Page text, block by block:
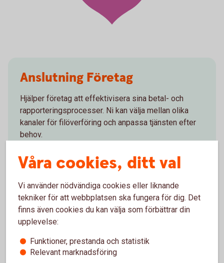
Anslutning Företag
Hjälper företag att effektivisera sina betal- och
rapporteringsprocesser. Ni kan välja mellan olika
kanaler för filöverföring och anpassa tjänsten efter
behov.
AnslutningFöretag
Utbetalning Företag
Passar företag som vill ha en automatiserad
process för utbetalningar. Ni kan utföra
Våra cookies, ditt val
Vi använder nödvändiga cookies eller liknande
tekniker för att webbplatsen ska fungera för dig. Det
finns även cookies du kan välja som förbättrar din
upplevelse:
Funktioner, prestanda och statistik
Relevant marknadsföring